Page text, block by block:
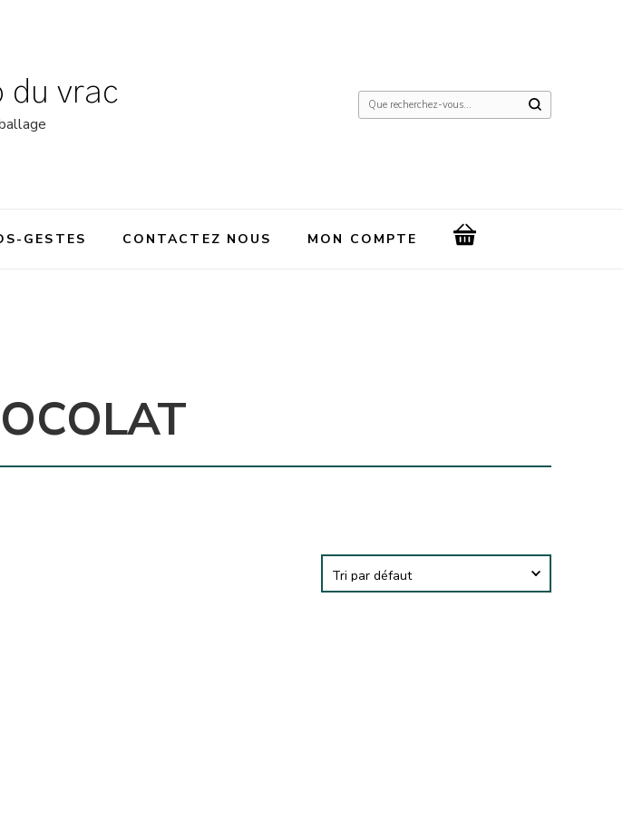
du vrac
Vous
GESTES CONTACTEZ NOUS MON COMPTE